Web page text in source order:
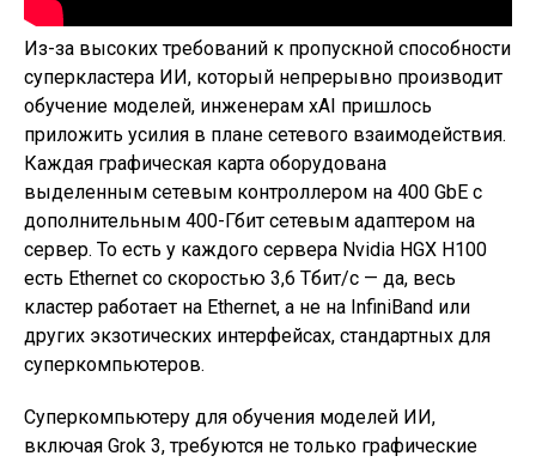
Из-за высоких требований к пропускной способности
суперкластера ИИ, который непрерывно производит
обучение моделей, инженерам xAI пришлось
приложить усилия в плане сетевого взаимодействия.
Каждая графическая карта оборудована
выделенным сетевым контроллером на 400 GbE с
дополнительным 400-Гбит сетевым адаптером на
сервер. То есть у каждого сервера Nvidia HGX H100
есть Ethernet со скоростью 3,6 Тбит/с — да, весь
кластер работает на Ethernet, а не на InfiniBand или
других экзотических интерфейсах, стандартных для
суперкомпьютеров.
Суперкомпьютеру для обучения моделей ИИ,
включая Grok 3, требуются не только графические